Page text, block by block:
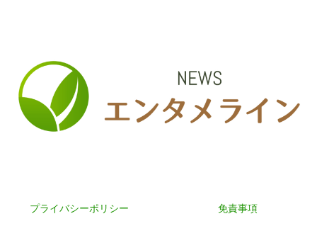
プライバシーポリシー 免責事項